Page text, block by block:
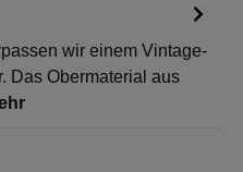
wir einem Vintage-
Das Obermaterial aus